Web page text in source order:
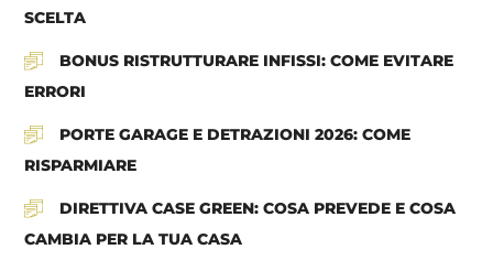
SCELTA
BONUS RISTRUTTURARE INFISSI: COME EVITARE
ERRORI
PORTE GARAGE E DETRAZIONI 2026: COME
RISPARMIARE
DIRETTIVA CASE GREEN: COSA PREVEDE E COSA
CAMBIA PER LA TUA CASA